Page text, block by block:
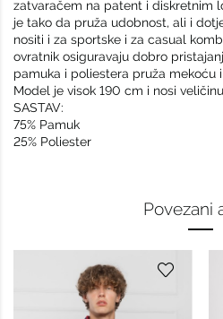
zatvaračem na patent i diskretnim
je tako da pruža udobnost, ali i
nositi i za sportske i za casual
ovratnik osiguravaju dobro
pamuka i poliestera pruža mekoću
Model je visok 190 cm i nosi
SASTAV:
75% Pamuk
25% Poliester
Povezani